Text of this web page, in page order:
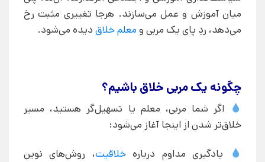
میان آموزش و عمل می‌سازند. هرجا تغییری مثبت رخ
می‌دهد، ردِ پای یک مربی و معلم خلاق دیده می‌شود.
چگونه یک مربی خلاق باشیم؟
اگر شما مربی، معلم یا تسهیل‌گر هستید، مسیر
خلاق‌تر شدن از اینجا آغاز می‌شود:
یادگیری مداوم دربارهخلاقیت، روش‌های نوین